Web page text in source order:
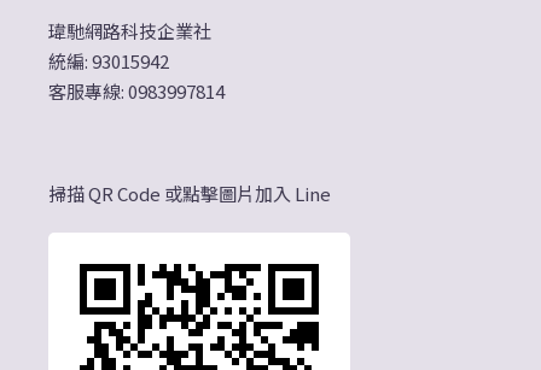
瑋馳網路科技企業社
統編: 93015942
客服專線: 0983997814
掃描 QR Code 或點擊圖片加入 Line